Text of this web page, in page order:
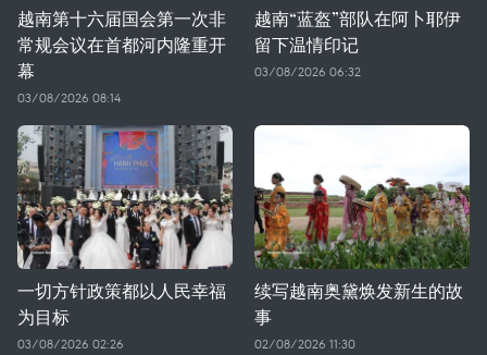
越南第十六届国会第一次非
常规会议在首都河内隆重开
幕
03/08/2026 08:14
越南“蓝盔”部队在阿卜耶伊
留下温情印记
03/08/2026 06:32
一切方针政策都以人民幸福
为目标
03/08/2026 02:26
续写越南奥黛焕发新生的故
事
02/08/2026 11:30